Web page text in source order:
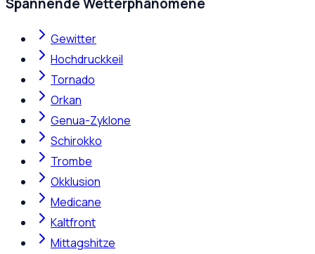
Gewitter
Hochdruckkeil
Tornado
Orkan
Genua-Zyklone
Schirokko
Trombe
Okklusion
Medicane
Kaltfront
Mittagshitze